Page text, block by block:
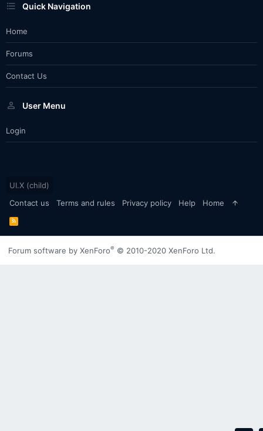
Quick Navigation
Home
Forums
Contact Us
User Menu
Login
UI.X (child)
Contact us
Terms and rules Privacy policy Help Home
R
S
S
Forum software by XenForo® © 2010-2020 XenForo Ltd.